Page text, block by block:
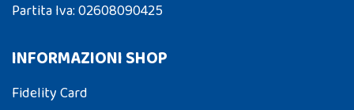
Partita Iva: 02608090425
INFORMAZIONI SHOP
Fidelity Card